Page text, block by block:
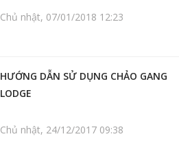
Chủ nhật, 07/01/2018 12:23
HƯỚNG DẪN SỬ DỤNG CHẢO GANG
LODGE
Chủ nhật, 24/12/2017 09:38